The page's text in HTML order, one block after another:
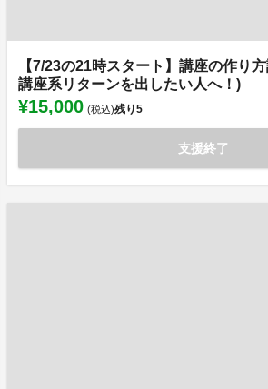
【7/23の21時スタート】講座の作り
講座系リターンを出したい人へ！)
¥15,000 (税込)残り5
支援終了